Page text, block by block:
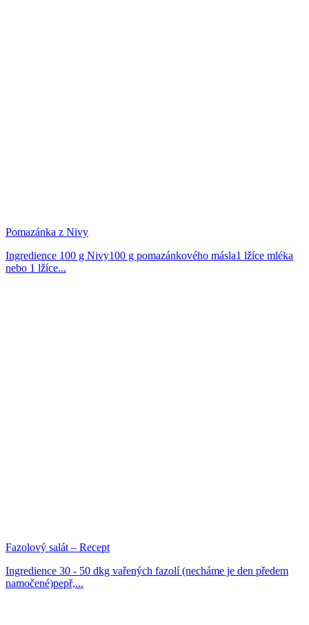
Pomazánka z Nivy
Ingredience 100 g Nivy100 g pomazánkového másla1 lžíce mléka
nebo 1 lžíce...
Fazolový salát – Recept
Ingredience 30 - 50 dkg vařených fazolí (necháme je den předem
namočené)pepř,...